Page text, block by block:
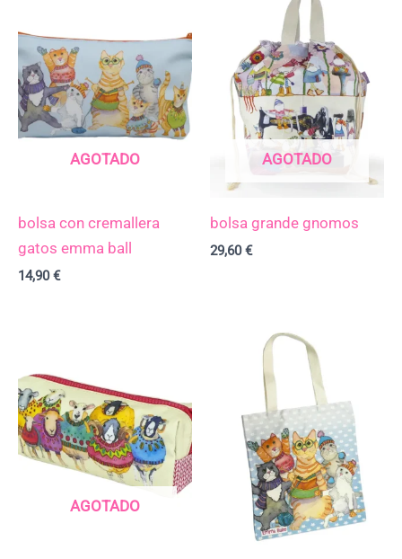
AGOTADO
bolsa con cremallera
gatos emma ball
14,90€
AGOTADO
bolsa grande gnomos
29,60€
AGOTADO